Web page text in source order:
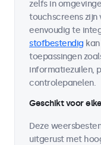
zelfs in
touchscreens zijn
eenvoudig te
stofbestendig
toepassingen
informatiezuilen,
controlepanelen.
Geschikt voor
Deze
uitgerust met